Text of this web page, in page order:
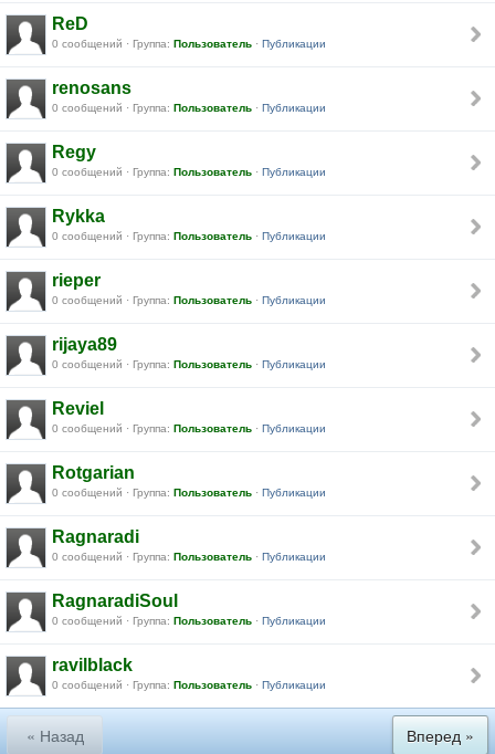
ReD
0 сообщений · Группа: Пользователь · Публикации
renosans
0 сообщений · Группа: Пользователь · Публикации
Regy
0 сообщений · Группа: Пользователь · Публикации
Rykka
0 сообщений · Группа: Пользователь · Публикации
rieper
0 сообщений · Группа: Пользователь · Публикации
rijaya89
0 сообщений · Группа: Пользователь · Публикации
Reviel
0 сообщений · Группа: Пользователь · Публикации
Rotgarian
0 сообщений · Группа: Пользователь · Публикации
Ragnaradi
0 сообщений · Группа: Пользователь · Публикации
RagnaradiSoul
0 сообщений · Группа: Пользователь · Публикации
ravilblack
0 сообщений · Группа: Пользователь · Публикации
« Назад Вперед »